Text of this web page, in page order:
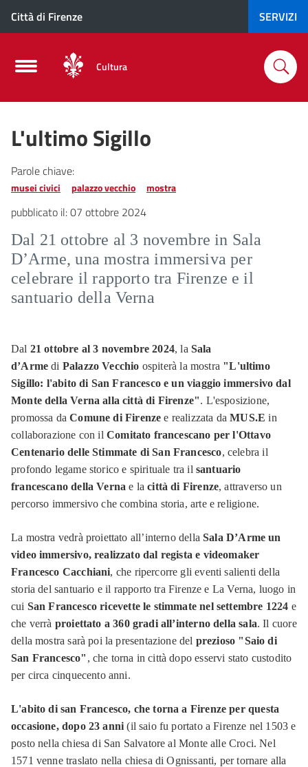
Città di Firenze SERVIZI
Cultura
L'ultimo Sigillo
Parole chiave:
musei civici palazzo vecchio mostra
pubblicato il:07 ottobre 2024
Dal 21 ottobre al 3 novembre in Sala
D’Arme, una mostra immersiva per
celebrare il rapporto tra Firenze e il
santuario della Verna
Dal 21 ottobre al 3 novembre 2024, la Sala
d’Arme di Palazzo Vecchio ospiterà la mostra "L'ultimo
Sigillo: l'abito di San Francesco e un viaggio immersivo dal
Monte della Verna alla città di Firenze". L'esposizione,
promossa daComune di Firenze e realizzata daMUS.E in
collaborazione con il Comitato francescano per l'Ottavo
Centenario delle Stimmate di San Francesco, celebra il
profondo legame storico e spirituale tra il santuario
francescano della Verna e lacittà di Firenze, attraverso un
percorso immersivo che combina storia, arte e religione.
La mostra vedrà proiettato all’interno dellaSala D’Arme un
video immersivo, realizzato dal regista e videomaker
Francesco Cacchiani, che ripercorre gli eventi salienti della
storia del santuario e il rapporto tra Firenze e La Verna, luogo in
cui San Francesco ricevette le stimmate nel settembre 1224 e
che verrà proiettato a 360 gradi all’interno della sala. Il cuore
della mostra sarà poi la presentazione del prezioso "Saio di
San Francesco" , che torna in città dopo esservi stato custodito
per circa cinquecento anni.
L'abito di san Francesco, che torna a Firenze per questa
occasione, dopo 23 anni (il saio fu portato a Firenze nel 1503 e
posto nella chiesa di San Salvatore al Monte alle Croci. Nel
1571 venne traslato nella chiesa di Ognissanti, per tornare alla